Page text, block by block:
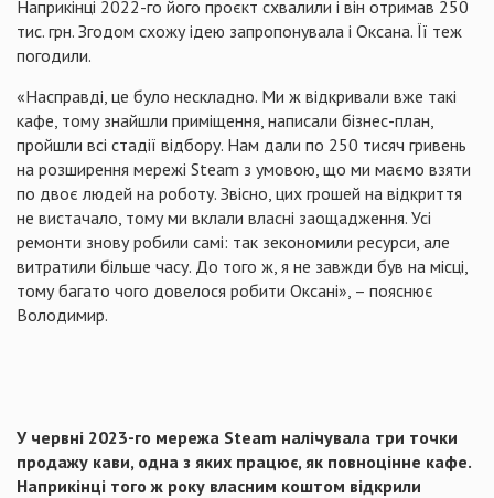
Наприкінці 2022-го його проєкт схвалили і він отримав 250
тис. грн. Згодом схожу ідею запропонувала і Оксана. Її теж
погодили.
«Насправді, це було нескладно. Ми ж відкривали вже такі
кафе, тому знайшли приміщення, написали бізнес-план,
пройшли всі стадії відбору. Нам дали по 250 тисяч гривень
на розширення мережі Steam з умовою, що ми маємо взяти
по двоє людей на роботу. Звісно, цих грошей на відкриття
не вистачало, тому ми вклали власні заощадження. Усі
ремонти знову робили самі: так зекономили ресурси, але
витратили більше часу. До того ж, я не завжди був на місці,
тому багато чого довелося робити Оксані», – пояснює
Володимир.
У червні 2023-го мережа Steam налічувала три точки
продажу кави, одна з яких працює, як повноцінне кафе.
Наприкінці того ж року власним коштом відкрили